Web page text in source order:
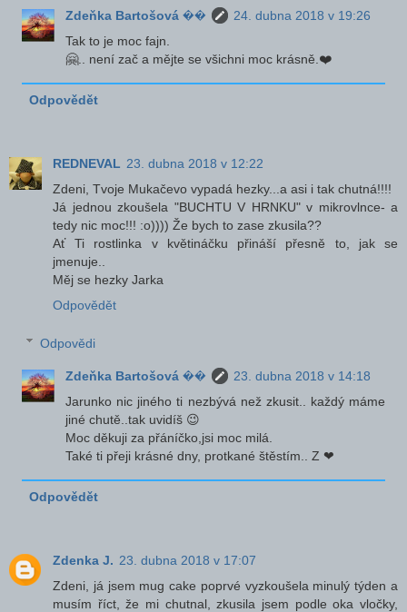
Zdeňka Bartošová ��
24. dubna 2018 v 19:26
Tak to je moc fajn.
🤗.. není zač a mějte se všichni moc krásně.❤️
Odpovědět
REDNEVAL 23. dubna 2018 v 12:22
Zdeni, Tvoje Mukačevo vypadá hezky...a asi i tak chutná!!!!
Já jednou zkoušela "BUCHTU V HRNKU" v mikrovlnce- a
tedy nic moc!!! :o)))) Že bych to zase zkusila??
Ať Ti rostlinka v květináčku přináší přesně to, jak se
jmenuje..
Měj se hezky Jarka
Odpovědět
Odpovědi
Zdeňka Bartošová ��
23. dubna 2018 v 14:18
Jarunko nic jiného ti nezbývá než zkusit.. každý máme
jiné chutě..tak uvidíš 😉
Moc děkuji za přáníčko,jsi moc milá.
Také ti přeji krásné dny, protkané štěstím.. Z ❤
Odpovědět
Zdenka J. 23. dubna 2018 v 17:07
Zdeni, já jsem mug cake poprvé vyzkoušela minulý týden a
musím říct, že mi chutnal, zkusila jsem podle oka vločky,